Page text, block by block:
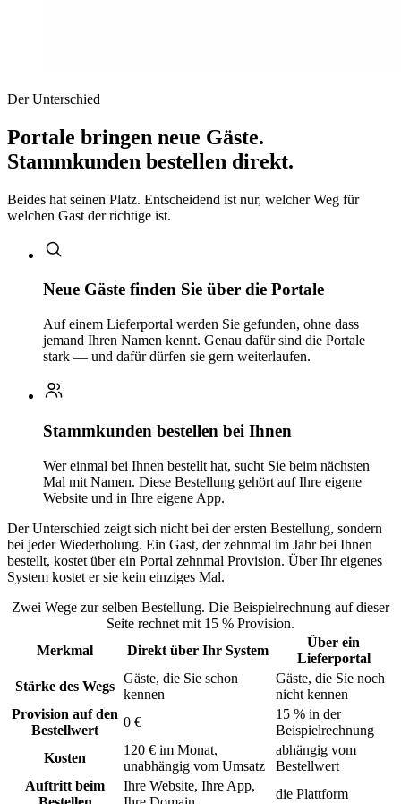
Der Unterschied
Portale bringen neue Gäste.
Stammkunden bestellen direkt.
Beides hat seinen Platz. Entscheidend ist nur, welcher Weg für
welchen Gast der richtige ist.
Neue Gäste finden Sie über die Portale
Auf einem Lieferportal werden Sie gefunden, ohne dass
jemand Ihren Namen kennt. Genau dafür sind die Portale
stark — und dafür dürfen sie gern weiterlaufen.
Stammkunden bestellen bei Ihnen
Wer einmal bei Ihnen bestellt hat, sucht Sie beim nächsten
Mal mit Namen. Diese Bestellung gehört auf Ihre eigene
Website und in Ihre eigene App.
Der Unterschied zeigt sich nicht bei der ersten Bestellung, sondern
bei jeder Wiederholung. Ein Gast, der zehnmal im Jahr bei Ihnen
bestellt, kostet über ein Portal zehnmal Provision. Über Ihr eigenes
System kostet er sie kein einziges Mal.
Zwei Wege zur selben Bestellung. Die Beispielrechnung auf dieser
Seite rechnet mit 15 % Provision.
Merkmal
Direkt über Ihr System
Über ein
Lieferportal
Stärke des Wegs
Gäste, die Sie schon
kennen
Gäste, die Sie noch
nicht kennen
Provision auf den
Bestellwert
0 €
15 % in der
Beispielrechnung
Kosten
120 € im Monat,
unabhängig vom Umsatz
abhängig vom
Bestellwert
Auftritt beim
Ihre Website, Ihre App,
die Plattform